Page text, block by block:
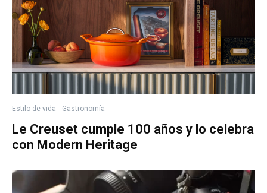
Estilo de vida Gastronomía
Le Creuset cumple 100 años y lo celebra
con Modern Heritage